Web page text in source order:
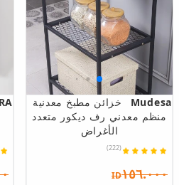
Mudesa
خزائن مطبخ معدنية
منظم معدني رف ديكور متعدد
الأغراض
(222)
ID١٥٦.٠٠٠